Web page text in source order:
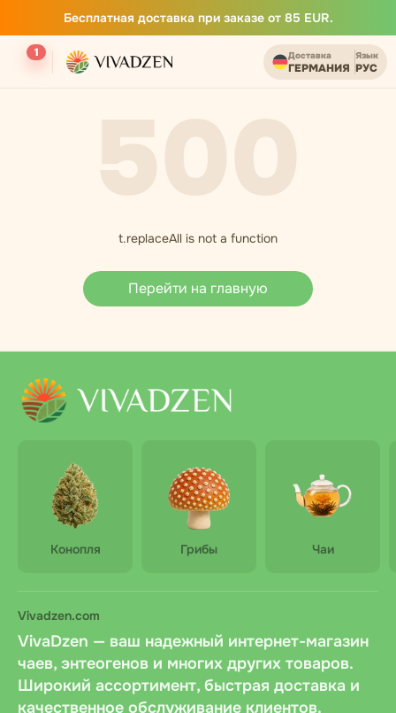
Бесплатная доставка при заказе от 85 EUR.
1 Доставка
ГЕРМАНИЯ
Язык
РУС
t.replaceAll is not a function
Перейти на главную
Конопля Грибы Чаи
Vivadzen.com
VivaDzen — ваш надежный интернет-магазин
чаев, энтеогенов и многих других товаров.
Широкий ассортимент, быстрая доставка и
качественное обслуживание клиентов.